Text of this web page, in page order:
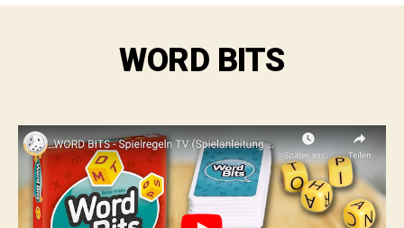
WORD BITS